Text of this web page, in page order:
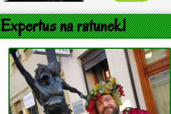
Expertus na ratunek!